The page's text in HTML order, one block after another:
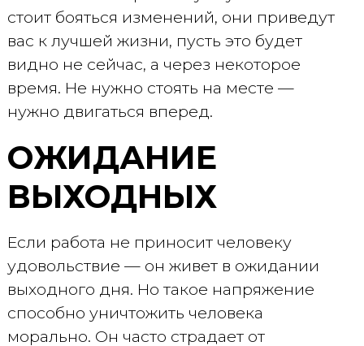
стоит бояться изменений, они приведут
вас к лучшей жизни, пусть это будет
видно не сейчас, а через некоторое
время. Не нужно стоять на месте —
нужно двигаться вперед.
ОЖИДАНИЕ
ВЫХОДНЫХ
Если работа не приносит человеку
удовольствие — он живет в ожидании
выходного дня. Но такое напряжение
способно уничтожить человека
морально. Он часто страдает от